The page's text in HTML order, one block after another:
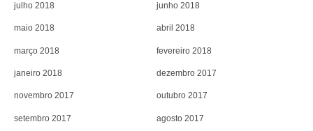
julho 2018 junho 2018
maio 2018 abril 2018
março 2018 fevereiro 2018
janeiro 2018 dezembro 2017
novembro 2017 outubro 2017
setembro 2017 agosto 2017